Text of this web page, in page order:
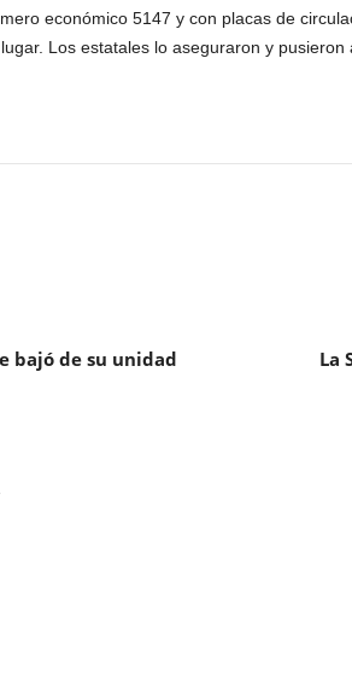
económico 5147 y con placas de
Los estatales lo aseguraron y
bajó de su unidad
La